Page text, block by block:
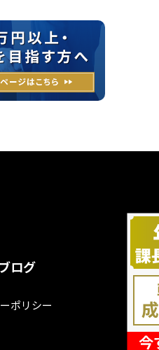
ログ
ポリシー
無
お